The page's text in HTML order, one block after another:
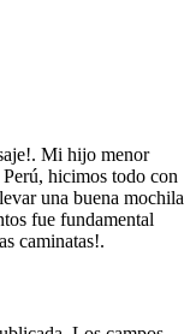
Mi hijo menor
hicimos todo con
una buena mochila
fue fundamental
caminatas!.